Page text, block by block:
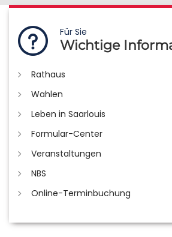
Für Sie
Wichtige
Rathaus
Wahlen
Leben in Saarlouis
Formular-Center
Veranstaltungen
NBS
Online-Terminbuchung